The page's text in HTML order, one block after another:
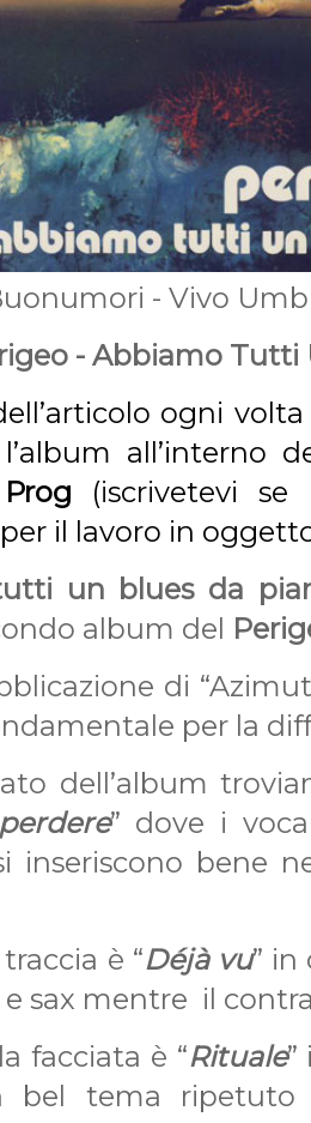
- Vivo
- Abbiamo Tutti
ogni
all’interno
(iscrivetevi
il lavoro in
un blues da
album del
di
per la
dell’album
” dove i
inseriscono bene
è “Déjà vu” in
sax mentre il
facciata è “Rituale”
bel tema